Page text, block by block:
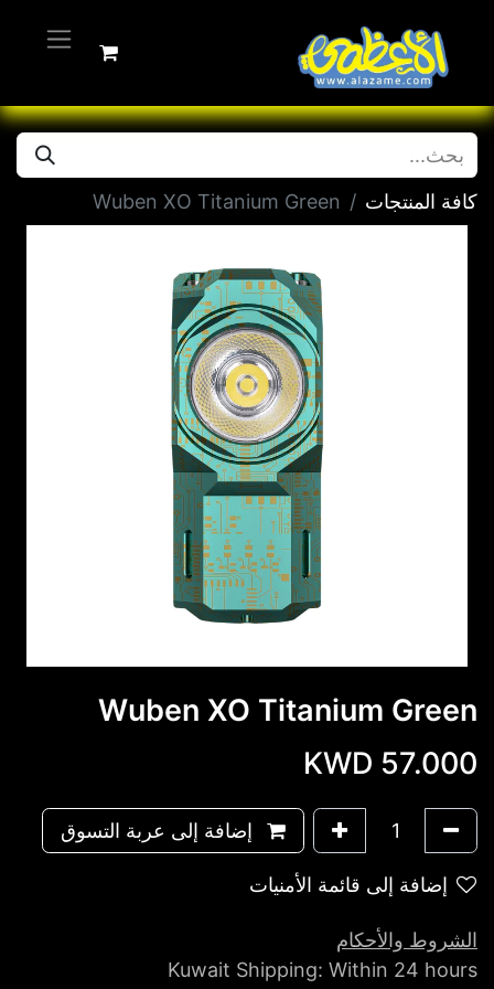
كافة المنتجات Wuben XO Titanium Green
Wuben XO Titanium Green
57.000
إضافة إلى عربة التسوق
إضافة إلى قائمة الأمنيات
الشروط والأحكام
Kuwait Shipping: Within 24 hours